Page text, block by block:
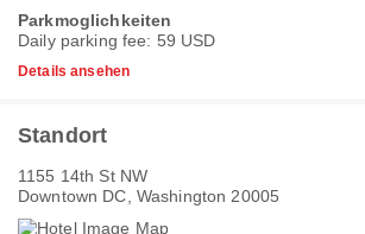
Parkmoglichkeiten
Daily parking fee: 59 USD
Details ansehen
Standort
1155 14th St NW
Downtown DC, Washington 20005